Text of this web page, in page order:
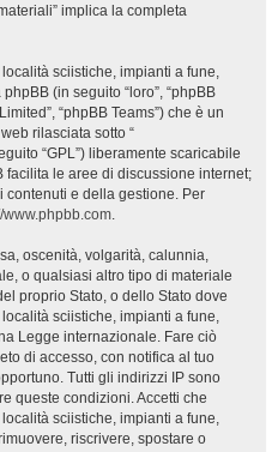
implica la completa
sciistiche, impianti a fune,
(in seguito “loro”, “phpBB
“phpBB Teams”) che è un
rilasciata sotto “
“GPL”) liberamente scaricabile
facilita le aree di discussione internet;
e della gestione. Per
www.phpbb.com.
oscenità, volgarità, calunnia,
o qualsiasi altro tipo di materiale
proprio Stato, o dello Stato dove
sciistiche, impianti a fune,
Legge internazionale. Fare ciò
di accesso, con notifica al tuo
Tutti gli indirizzi IP sono
queste condizioni. Accetti che
sciistiche, impianti a fune,
riscrivere, spostare o